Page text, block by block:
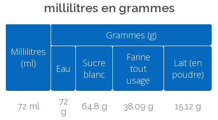
millilitres en grammes
Millilitres
(ml)
Grammes (g)
Eau
Sucre
blanc
Farine
tout
usage
Lait (en
poudre)
72 ml
72
g
64.8 g 38.09 g 15.12 g